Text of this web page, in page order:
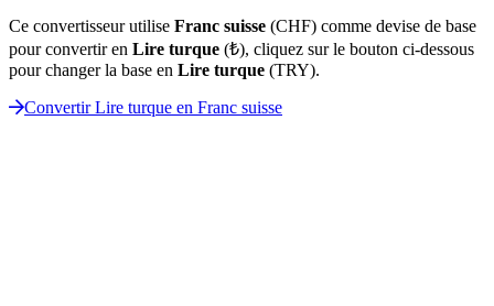
Ce convertisseur utilise Franc suisse (CHF) comme devise de base
pour convertir en Lire turque (₺), cliquez sur le bouton ci-dessous
pour changer la base en Lire turque (TRY).
Convertir Lire turque en Franc suisse